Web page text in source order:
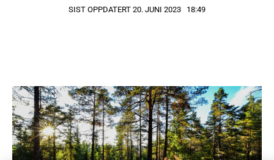
SIST OPPDATERT 20. JUNI 2023 18:49